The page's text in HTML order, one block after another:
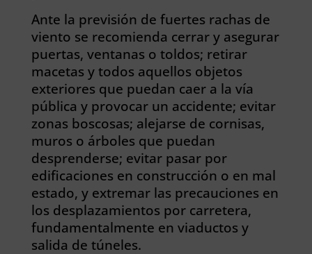
Ante la previsión de fuertes rachas de
viento se recomienda cerrar y asegurar
puertas, ventanas o toldos; retirar
macetas y todos aquellos objetos
exteriores que puedan caer a la vía
pública y provocar un accidente; evitar
zonas boscosas; alejarse de cornisas,
muros o árboles que puedan
desprenderse; evitar pasar por
edificaciones en construcción o en mal
estado, y extremar las precauciones en
los desplazamientos por carretera,
fundamentalmente en viaductos y
salida de túneles.